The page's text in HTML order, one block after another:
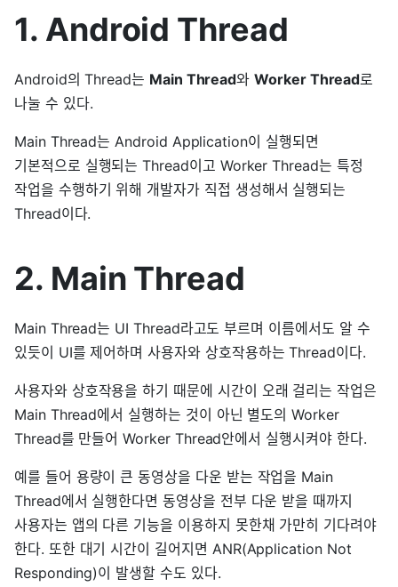
1. Android Thread
Android의 Thread는 Main Thread와Worker Thread로
나눌 수 있다.
Main Thread는 Android Application이 실행되면
기본적으로 실행되는 Thread이고 Worker Thread는 특정
작업을 수행하기 위해 개발자가 직접 생성해서 실행되는
Thread이다.
2. Main Thread
Main Thread는 UI Thread라고도 부르며 이름에서도 알 수
있듯이 UI를 제어하며 사용자와 상호작용하는 Thread이다.
사용자와 상호작용을 하기 때문에 시간이 오래 걸리는 작업은
Main Thread에서 실행하는 것이 아닌 별도의 Worker
Thread를 만들어 Worker Thread안에서 실행시켜야 한다.
예를 들어 용량이 큰 동영상을 다운 받는 작업을 Main
Thread에서 실행한다면 동영상을 전부 다운 받을 때까지
사용자는 앱의 다른 기능을 이용하지 못한채 가만히 기다려야
한다. 또한 대기 시간이 길어지면 ANR(Application Not
Responding)이 발생할 수도 있다.